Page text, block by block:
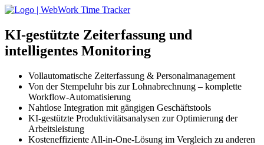
KI-gestützte Zeiterfassung und
intelligentes Monitoring
Vollautomatische Zeiterfassung & Personalmanagement
Von der Stempeluhr bis zur Lohnabrechnung – komplette
Workflow-Automatisierung
Nahtlose Integration mit gängigen Geschäftstools
KI-gestützte Produktivitätsanalysen zur Optimierung der
Arbeitsleistung
Kosteneffiziente All-in-One-Lösung im Vergleich zu anderen